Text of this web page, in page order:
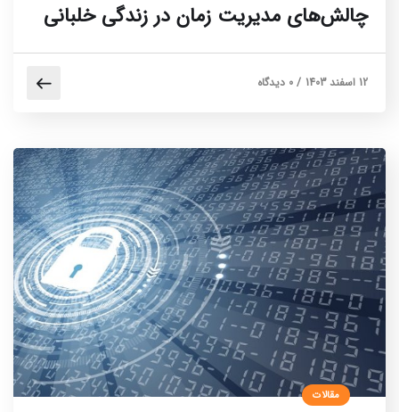
چالش‌های مدیریت زمان در زندگی خلبانی
12 اسفند 1403 / 0 دیدگاه
مقالات